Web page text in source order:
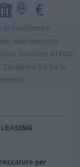
di macchine e
Nell'esercizio
Il codice ATECO
Srl ha la
per